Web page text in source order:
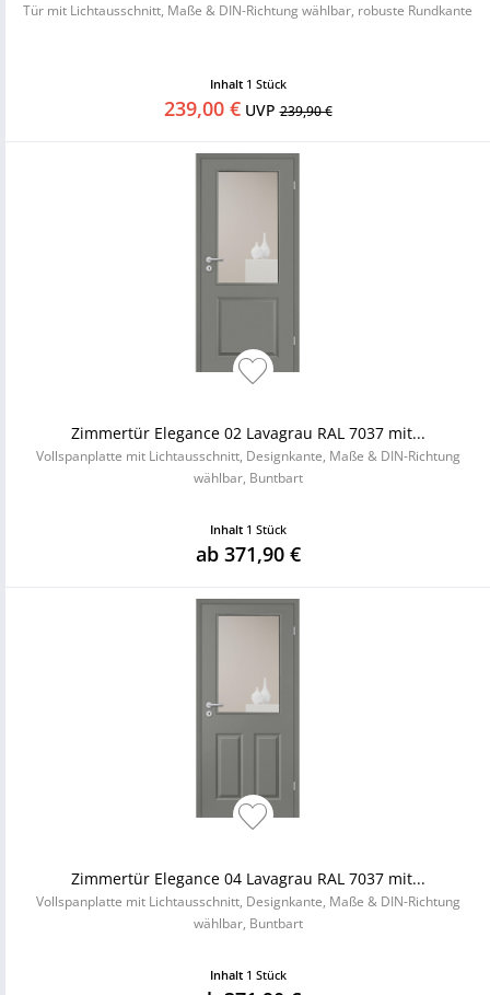
Tür mit Lichtausschnitt, Maße & DIN-Richtung wählbar, robuste Rundkante
Inhalt 1 Stück
239,00 €UVP239,90 €
Zimmertür Elegance 02 Lavagrau RAL 7037 mit...
Vollspanplatte mit Lichtausschnitt, Designkante, Maße & DIN-Richtung
wählbar, Buntbart
Inhalt 1 Stück
ab 371,90 €
Zimmertür Elegance 04 Lavagrau RAL 7037 mit...
Vollspanplatte mit Lichtausschnitt, Designkante, Maße & DIN-Richtung
wählbar, Buntbart
Inhalt 1 Stück